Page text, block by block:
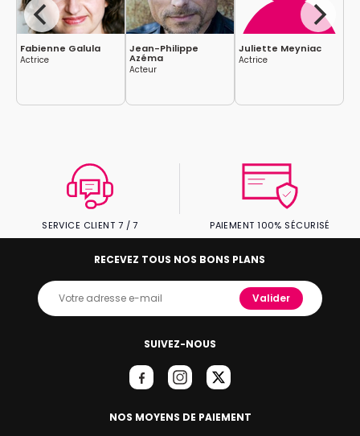
Fabienne Galula
Actrice
Jean-Philippe
Azéma
Acteur
Juliette Meyniac
Actrice
SERVICE CLIENT 7 / 7 PAIEMENT 100% SÉCURISÉ
SUIVEZ-NOUS
NOS MOYENS DE PAIEMENT
RECEVEZ TOUS NOS BONS PLANS
Valider